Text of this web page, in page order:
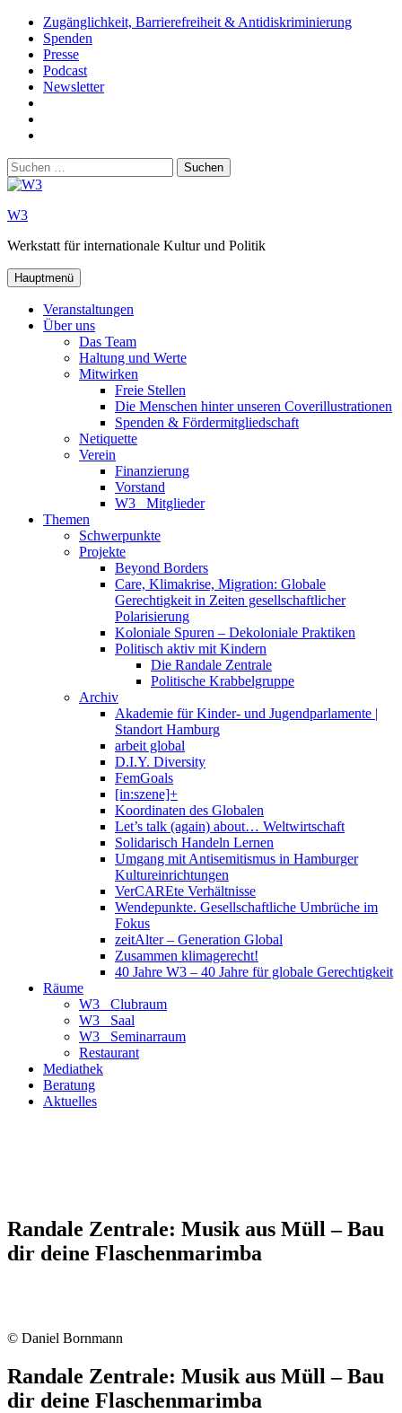
Zum
Inhalt
springen
Zugänglichkeit, Barrierefreiheit & Antidiskriminierung
Spenden
Presse
Podcast
Newsletter
Youtube
Suchen
nach:
W3
Werkstatt für internationale Kultur und Politik
Hauptmenü
Veranstaltungen
Über uns
Das Team
Haltung und Werte
Mitwirken
Freie Stellen
Die Menschen hinter unseren Coverillustrationen
Spenden & Fördermitgliedschaft
Netiquette
Verein
Finanzierung
Vorstand
W3_ Mitglieder
Themen
Schwerpunkte
Projekte
Beyond Borders
Care, Klimakrise, Migration: Globale
Gerechtigkeit in Zeiten gesellschaftlicher
Polarisierung
Koloniale Spuren – Dekoloniale Praktiken
Politisch aktiv mit Kindern
Die Randale Zentrale
Politische Krabbelgruppe
Archiv
Akademie für Kinder- und Jugendparlamente |
Standort Hamburg
arbeit global
D.I.Y. Diversity
FemGoals
[in:szene]+
Koordinaten des Globalen
Let’s talk (again) about… Weltwirtschaft
Solidarisch Handeln Lernen
Umgang mit Antisemitismus in Hamburger
Kultureinrichtungen
VerCAREte Verhältnisse
Wendepunkte. Gesellschaftliche Umbrüche im
Fokus
zeitAlter – Generation Global
Zusammen klimagerecht!
40 Jahre W3 – 40 Jahre für globale Gerechtigkeit
Räume
W3_ Clubraum
W3_ Saal
W3_ Seminarraum
Restaurant
Mediathek
Beratung
Aktuelles
Randale Zentrale: Musik aus Müll – Bau
dir deine Flaschenmarimba
© Daniel Bornmann
Randale Zentrale: Musik aus Müll – Bau
dir deine Flaschenmarimba